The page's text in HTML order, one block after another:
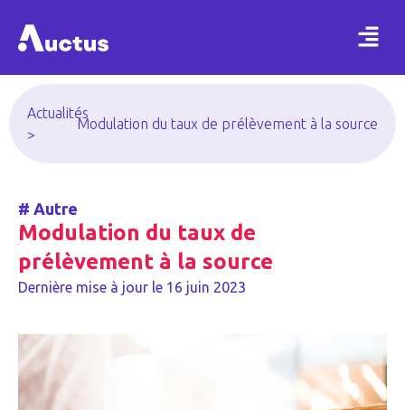
Actualités
>
Modulation du taux de prélèvement à la source
# Autre
Modulation du taux de
prélèvement à la source
Dernière mise à jour le 16 juin 2023